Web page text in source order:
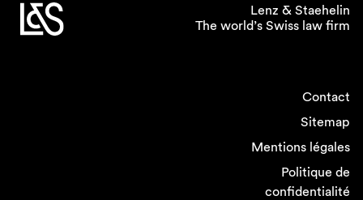
Lenz & Staehelin
The world’s Swiss law firm
Contact
Sitemap
Mentions légales
Politique de
confidentialité